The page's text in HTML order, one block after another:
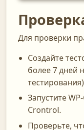
Для проверки
Создайте
более 7 дней
Запустите
Crontrol.
Проверьте,